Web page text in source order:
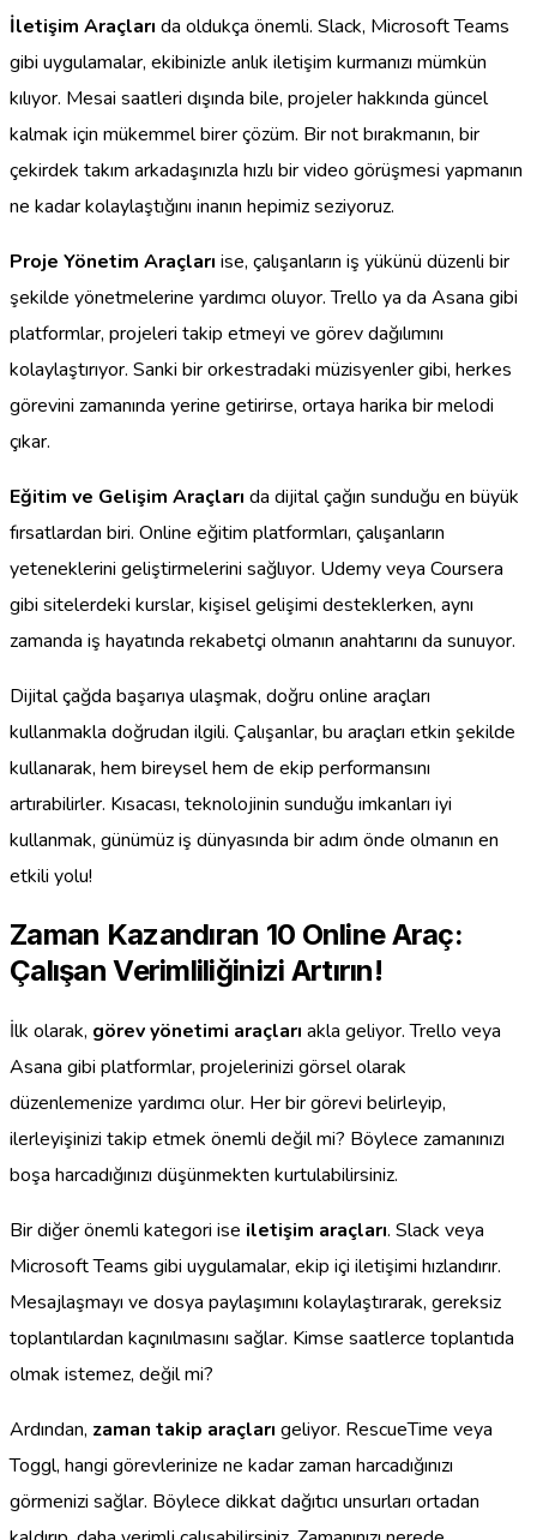
İletişim Araçları da oldukça önemli. Slack, Microsoft Teams
gibi uygulamalar, ekibinizle anlık iletişim kurmanızı mümkün
kılıyor. Mesai saatleri dışında bile, projeler hakkında güncel
kalmak için mükemmel birer çözüm. Bir not bırakmanın, bir
çekirdek takım arkadaşınızla hızlı bir video görüşmesi yapmanın
ne kadar kolaylaştığını inanın hepimiz seziyoruz.
Proje Yönetim Araçları ise, çalışanların iş yükünü düzenli bir
şekilde yönetmelerine yardımcı oluyor. Trello ya da Asana gibi
platformlar, projeleri takip etmeyi ve görev dağılımını
kolaylaştırıyor. Sanki bir orkestradaki müzisyenler gibi, herkes
görevini zamanında yerine getirirse, ortaya harika bir melodi
çıkar.
Eğitim ve Gelişim Araçları da dijital çağın sunduğu en büyük
fırsatlardan biri. Online eğitim platformları, çalışanların
yeteneklerini geliştirmelerini sağlıyor. Udemy veya Coursera
gibi sitelerdeki kurslar, kişisel gelişimi desteklerken, aynı
zamanda iş hayatında rekabetçi olmanın anahtarını da sunuyor.
Dijital çağda başarıya ulaşmak, doğru online araçları
kullanmakla doğrudan ilgili. Çalışanlar, bu araçları etkin şekilde
kullanarak, hem bireysel hem de ekip performansını
artırabilirler. Kısacası, teknolojinin sunduğu imkanları iyi
kullanmak, günümüz iş dünyasında bir adım önde olmanın en
etkili yolu!
Zaman Kazandıran 10 Online Araç:
Çalışan Verimliliğinizi Artırın!
İlk olarak, görev yönetimi araçları akla geliyor. Trello veya
Asana gibi platformlar, projelerinizi görsel olarak
düzenlemenize yardımcı olur. Her bir görevi belirleyip,
ilerleyişinizi takip etmek önemli değil mi? Böylece zamanınızı
boşa harcadığınızı düşünmekten kurtulabilirsiniz.
Bir diğer önemli kategori ise iletişim araçları. Slack veya
Microsoft Teams gibi uygulamalar, ekip içi iletişimi hızlandırır.
Mesajlaşmayı ve dosya paylaşımını kolaylaştırarak, gereksiz
toplantılardan kaçınılmasını sağlar. Kimse saatlerce toplantıda
olmak istemez, değil mi?
Ardından, zaman takip araçları geliyor. RescueTime veya
Toggl, hangi görevlerinize ne kadar zaman harcadığınızı
görmenizi sağlar. Böylece dikkat dağıtıcı unsurları ortadan